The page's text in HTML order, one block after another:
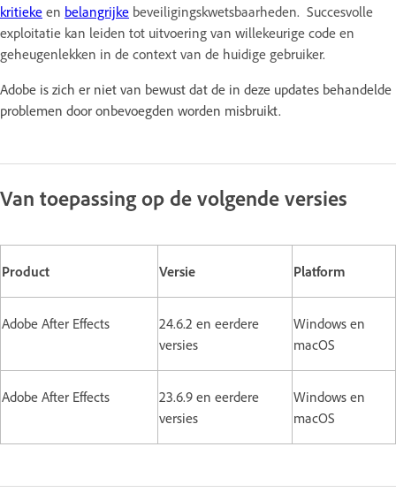
kritieke en belangrijke beveiligingskwetsbaarheden. Succesvolle
exploitatie kan leiden tot uitvoering van willekeurige code en
geheugenlekken in de context van de huidige gebruiker.
Adobe is zich er niet van bewust dat de in deze updates behandelde
problemen door onbevoegden worden misbruikt.
Van toepassing op de volgende versies
Product Versie Platform
Adobe After Effects
24.6.2 en eerdere
versies
Windows en
macOS
Adobe After Effects
23.6.9 en eerdere
versies
Windows en
macOS